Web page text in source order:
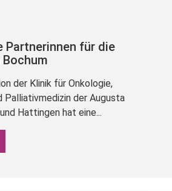
Partnerinnen für die
der Klinik für Onkologie,
Palliativmedizin der Augusta
Hattingen hat eine...